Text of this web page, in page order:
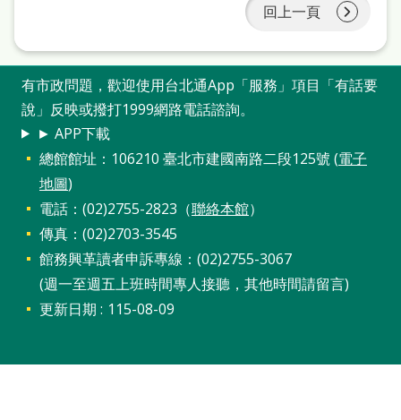
導
覽
閱
兒
常
問
回上一頁
有市政問題，歡迎使用台北通App「服務」項目「有話要
說」反映或撥打1999網路電話諮詢。
► APP下載
總館館址：106210 臺北市建國南路二段125號 (電子
地圖)
電話：(02)2755-2823（聯絡本館）
傳真：(02)2703-3545
館務興革讀者申訴專線：(02)2755-3067
(週一至週五上班時間專人接聽，其他時間請留言)
更新日期
115-08-09